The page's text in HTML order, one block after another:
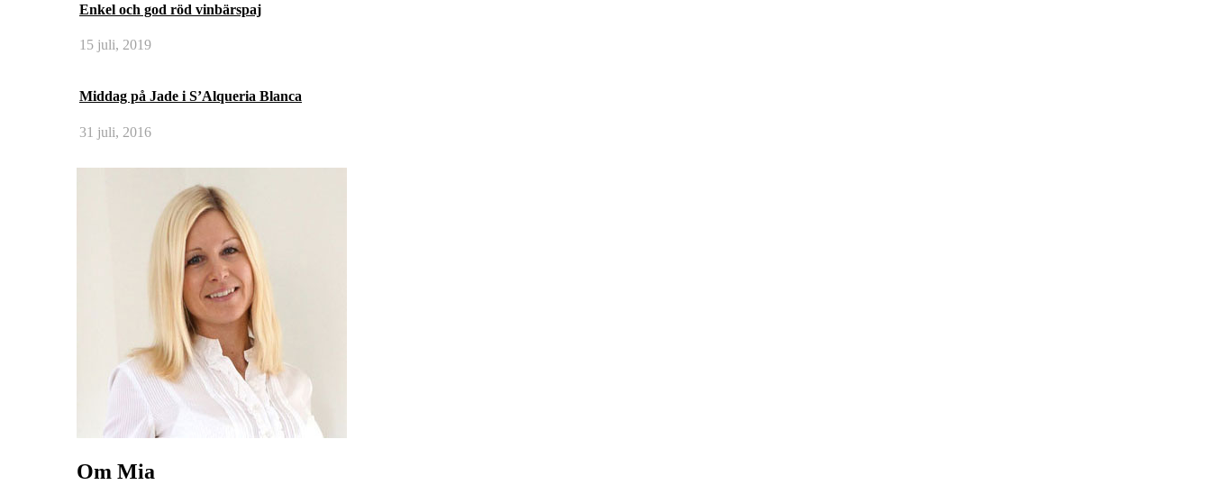
Enkel och god röd vinbärspaj
15 juli, 2019
Middag på Jade i S’Alqueria Blanca
31 juli, 2016
Om Mia